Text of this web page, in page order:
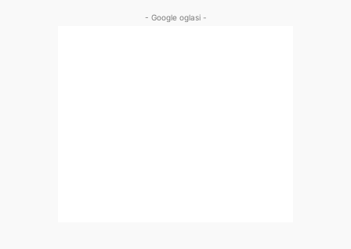
- Google oglasi -